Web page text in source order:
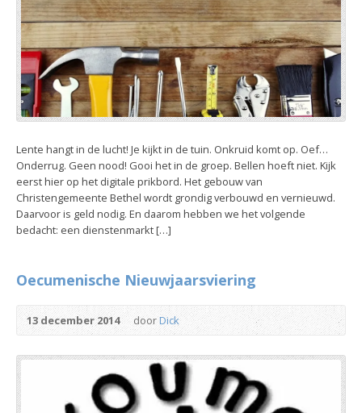
Lente hangt in de lucht! Je kijkt in de tuin. Onkruid komt op. Oef…
Onderrug. Geen nood! Gooi het in de groep. Bellen hoeft niet. Kijk
eerst hier op het digitale prikbord. Het gebouw van
Christengemeente Bethel wordt grondig verbouwd en vernieuwd.
Daarvoor is geld nodig. En daarom hebben we het volgende
bedacht: een dienstenmarkt […]
Oecumenische Nieuwjaarsviering
13 december 2014 doorDick